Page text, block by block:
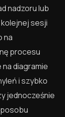
nadzoru lub
sesji
na
procesu
diagramie
i szybko
jednocześnie